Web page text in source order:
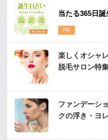
当たる365日
楽しくオシャ
脱毛サロン特
ファンデーシ
クの浮き・ヨ